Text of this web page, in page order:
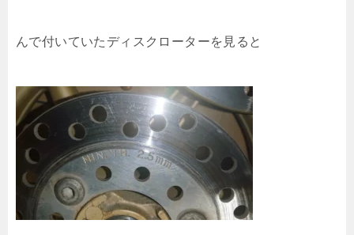
んで付いていたディスクローターを見ると